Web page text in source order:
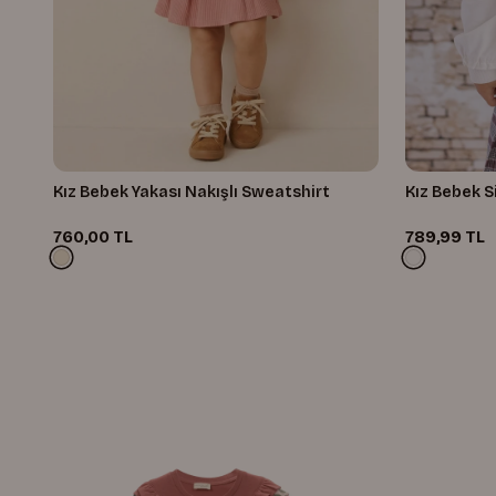
Kız Bebek Yakası Nakışlı Sweatshirt
760,00 TL
Kız Bebek
789,99 TL